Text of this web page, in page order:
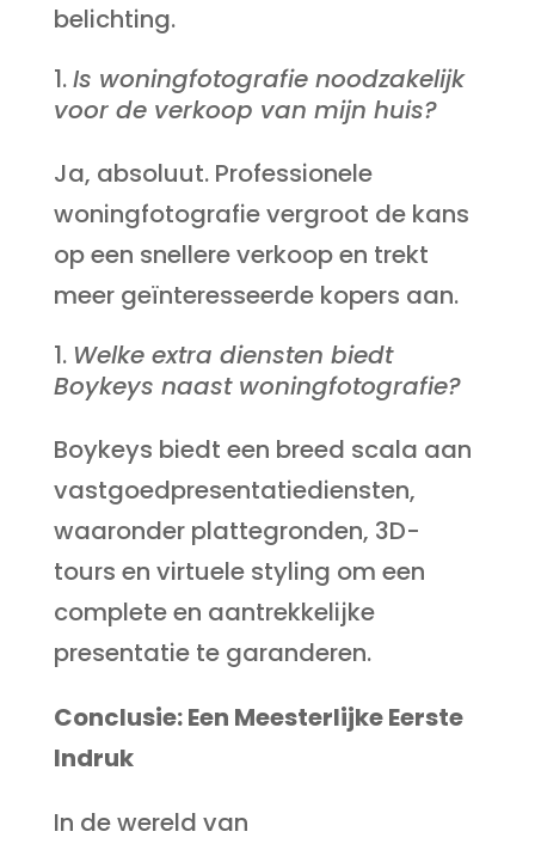
belichting.
Is woningfotografie noodzakelijk
voor de verkoop van mijn huis?
Ja, absoluut. Professionele
woningfotografie vergroot de kans
op een snellere verkoop en trekt
meer geïnteresseerde kopers aan.
Welke extra diensten biedt
Boykeys naast woningfotografie?
Boykeys biedt een breed scala aan
vastgoedpresentatiediensten,
waaronder plattegronden, 3D-
tours en virtuele styling om een
complete en aantrekkelijke
presentatie te garanderen.
Conclusie: Een Meesterlijke Eerste
Indruk
In de wereld van